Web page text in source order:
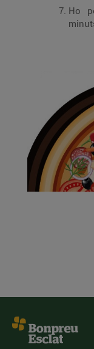
Ho